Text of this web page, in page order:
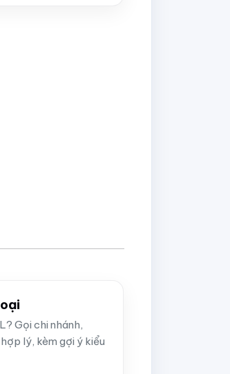
Gọi chi nhánh,
lý, kèm gợi ý kiểu